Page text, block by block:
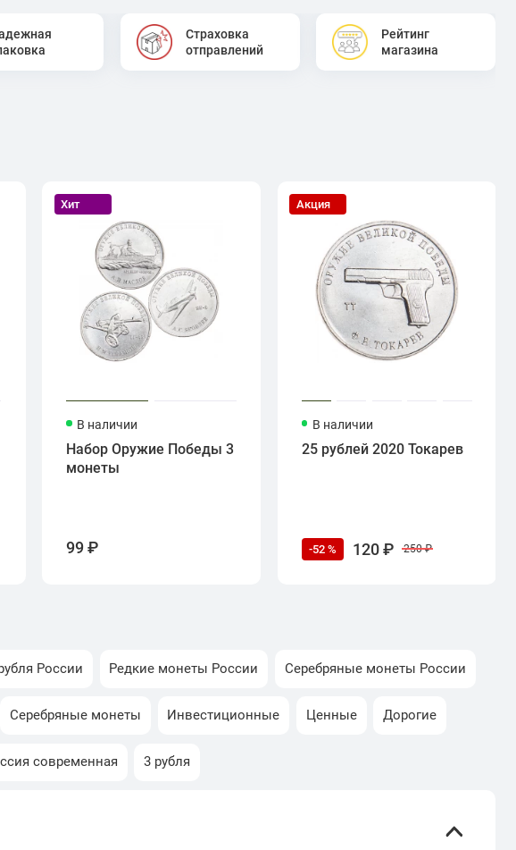
Страховка
отправлений
Рейтинг
магазина
Хит
В наличии
Набор Оружие Победы 3
монеты
99 ₽
Акция
В наличии
25 рублей 2020 Токарев
-52 % 120 ₽ 250 ₽
России Редкие монеты России Серебряные монеты России
Серебряные монеты Инвестиционные Ценные Дорогие
современная 3 рубля